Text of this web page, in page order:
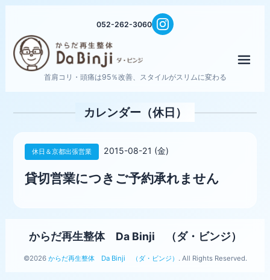
052-262-3060
首肩コリ・頭痛は95％改善、スタイルがスリムに変わる
カレンダー（休日）
休日＆京都出張営業 2015-08-21 (金)
貸切営業につきご予約承れません
からだ再生整体 Da Binji （ダ・ビンジ）
©2026 からだ再生整体 Da Binji （ダ・ビンジ） . All Rights Reserved.